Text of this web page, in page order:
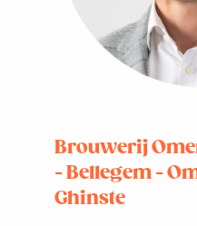
Brouwerij
- Bellegem -
Ghinste